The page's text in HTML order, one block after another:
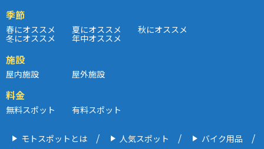
季節
春にオススメ 夏にオススメ 秋にオススメ
冬にオススメ 年中オススメ
施設
屋内施設 屋外施設
料金
無料スポット 有料スポット
モトスポットとは 人気スポット バイク用品